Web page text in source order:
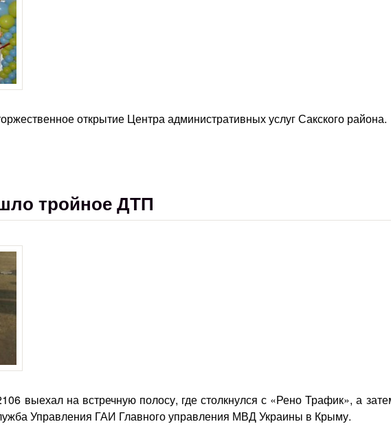
открытие Центра административных услуг Сакского района.
тройное ДТП
выехал на встречную полосу, где столкнулся с «Рено Трафик», а
Управления ГАИ Главного управления МВД Украины в Крыму.